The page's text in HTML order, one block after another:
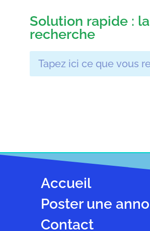
Solution rapide : la
recherche
Accueil
Poster une
Contact